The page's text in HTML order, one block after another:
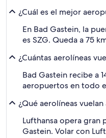
¿Cuál es el mejor
En Bad Gastein, la
es SZG. Queda a 75
¿Cuántas aerolíneas
Bad Gastein recibe a
aeropuertos en todo
¿Qué aerolíneas vuelan
Lufthansa opera gran
Gastein. Volar con